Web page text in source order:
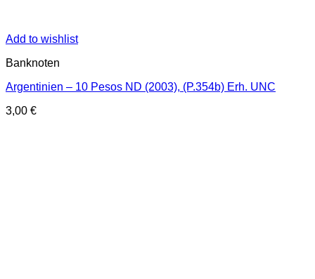
Add to wishlist
Banknoten
Argentinien – 10 Pesos ND (2003), (P.354b) Erh. UNC
3,00 €